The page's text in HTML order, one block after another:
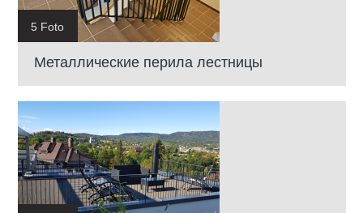
5 Foto
Металлические перила лестницы